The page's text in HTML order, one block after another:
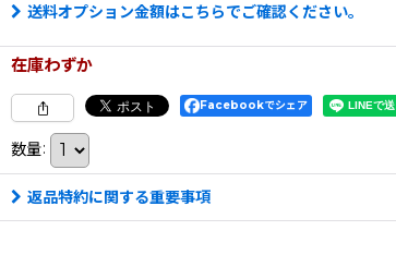
送料オプション金額はこちらでご確認ください。
在庫わずか
Facebookでシェア
数量:
返品特約に関する重要事項